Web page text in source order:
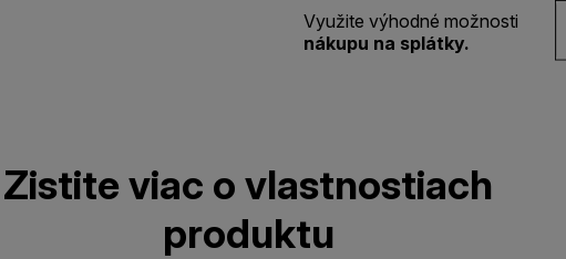
Využite výhodné možnosti
nákupu na splátky.
Zistite viac o vlastnostiach
produktu